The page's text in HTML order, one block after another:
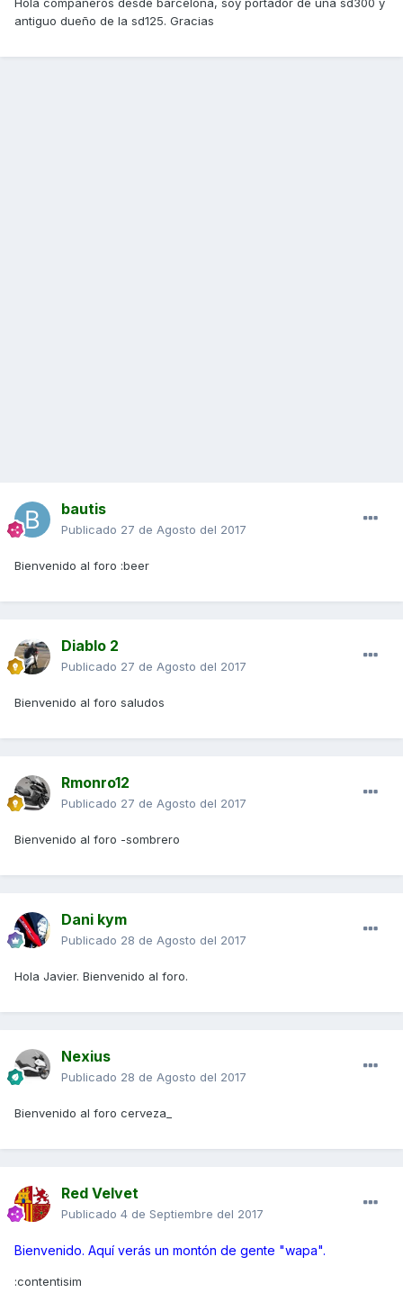
Hola compañeros desde barcelona, soy portador de una sd300 y
antiguo dueño de la sd125. Gracias
bautis
Publicado 27 de Agosto del 2017
Bienvenido al foro :beer
Diablo 2
Publicado 27 de Agosto del 2017
Bienvenido al foro saludos
Rmonro12
Publicado 27 de Agosto del 2017
Bienvenido al foro -sombrero
Dani kym
Publicado 28 de Agosto del 2017
Hola Javier. Bienvenido al foro.
Nexius
Publicado 28 de Agosto del 2017
Bienvenido al foro cerveza_
Red Velvet
Publicado 4 de Septiembre del 2017
Bienvenido. Aquí verás un montón de gente "wapa".
:contentisim